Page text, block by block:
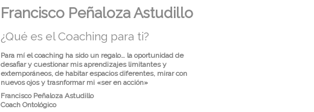
Francisco Peñaloza Astudillo
¿Qué es el Coaching para ti?
Para mí el coaching ha sido un regalo… la oportunidad de
desafiar y cuestionar mis aprendizajes limitantes y
extemporáneos, de habitar espacios diferentes, mirar con
nuevos ojos y trasnformar mi «ser en acción»
Francisco Peñaloza Astudillo
Coach Ontológico